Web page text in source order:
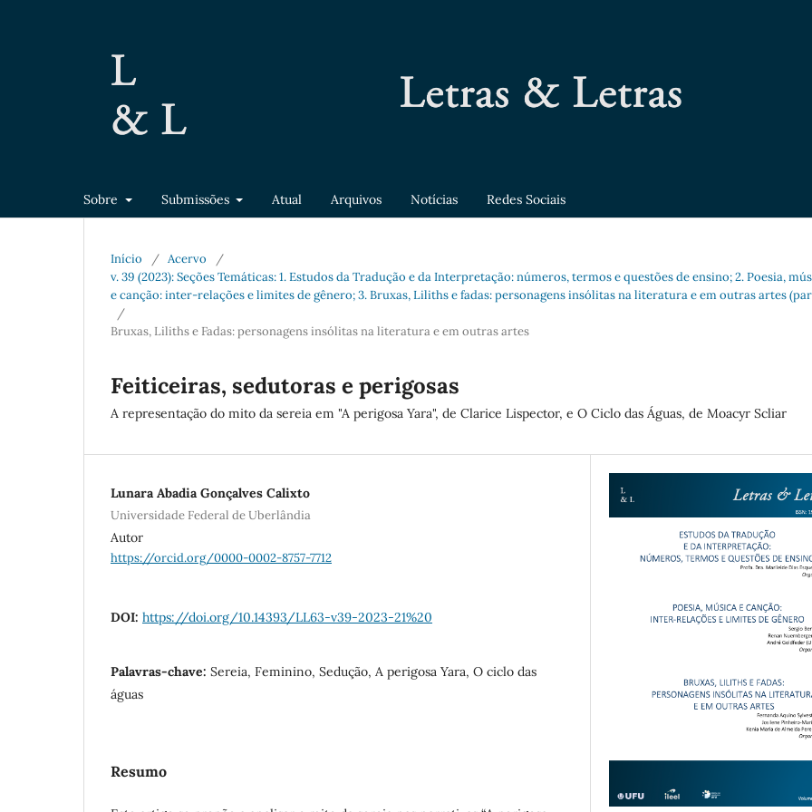
Sobre Submissões Atual Arquivos Notícias Redes Sociais
Início / Acervo
/
v. 39 (2023): Seções Temáticas: 1. Estudos da Tradução e da Interpretação: números, termos e questões de ensino; 2. Poesia,
e canção: inter-relações e limites de gênero; 3. Bruxas, Liliths e fadas: personagens insólitas na literatura e em outras artes
/
Bruxas, Liliths e Fadas: personagens insólitas na literatura e em outras artes
Feiticeiras, sedutoras e perigosas
A representação do mito da sereia em "A perigosa Yara", de Clarice Lispector, e O Ciclo das Águas, de Moacyr Scliar
Lunara Abadia Gonçalves Calixto
Universidade Federal de Uberlândia
Autor
https://orcid.org/0000-0002-8757-7712
DOI: https://doi.org/10.14393/LL63-v39-2023-21%20
Palavras-chave: Sereia, Feminino, Sedução, A perigosa Yara, O ciclo das
águas
Resumo